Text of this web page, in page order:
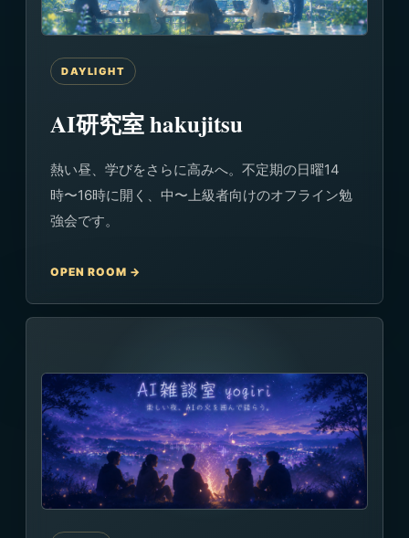
DAYLIGHT
AI研究室 hakujitsu
熱い昼、学びをさらに高みへ。不定期の日曜14
時〜16時に開く、中〜上級者向けのオフライン勉
強会です。
OPEN ROOM →